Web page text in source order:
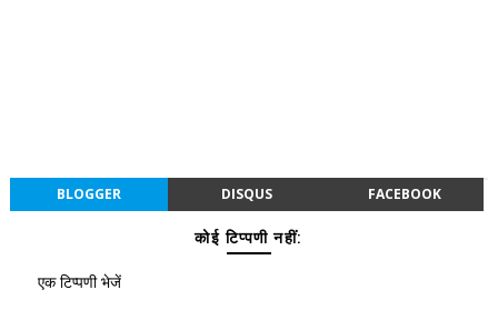
BLOGGER DISQUS FACEBOOK
कोई टिप्पणी नहीं:
एक टिप्पणी भेजें